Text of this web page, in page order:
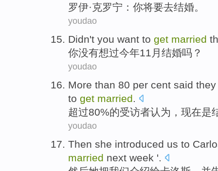
罗伊·克罗宁 ： 你将要去结婚。
youdao
Didn't you want to get married
你没有想过今年11月 结婚吗？
youdao
More than 80 per cent said they
to get married.
超过80%的受访者认为 ， 现在是
youdao
Then she introduced us to
married next week '.